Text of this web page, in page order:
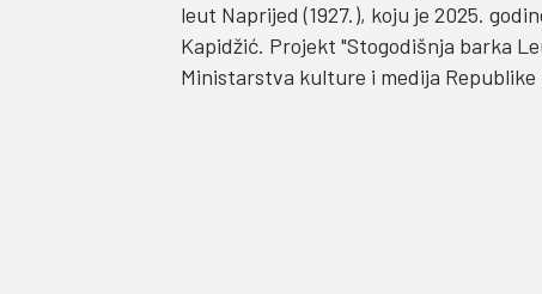
leut Naprijed (1927.), koju je 2025.
Kapidžić. Projekt "Stogodišnja barka
Ministarstva kulture i medija